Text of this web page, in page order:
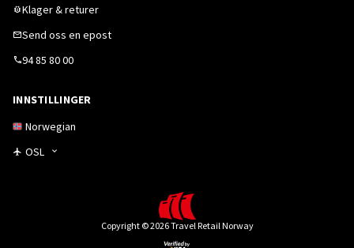
Klager & returer
Send oss en epost
94 85 80 00
INNSTILLINGER
Norwegian
OSL
Copyright © 2026 Travel Retail Norway